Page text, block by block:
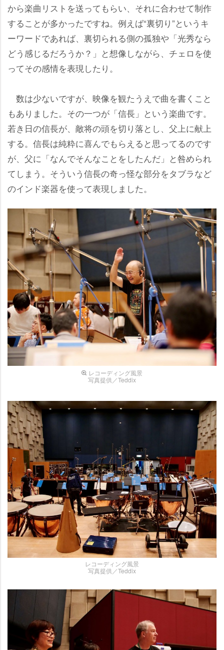
から楽曲リストを送ってもらい、それに合わせて制作
することが多かったですね。例えば“裏切り”というキ
ーワードであれば、裏切られる側の孤独や「光秀なら
どう感じるだろうか？」と想像しながら、チェロを使
ってその感情を表現したり。
数は少ないですが、映像を観たうえで曲を書くこと
もありました。その一つが「信長」という楽曲です。
若き日の信長が、敵将の頭を切り落とし、父上に献上
する。信長は純粋に喜んでもらえると思ってるのです
が、父に「なんでそんなことをしたんだ」と咎められ
てしまう。そういう信長の奇っ怪な部分をタブラなど
のインド楽器を使って表現しました。
レコーディング風景
写真提供／Teddix
レコーディング風景
写真提供／Teddix